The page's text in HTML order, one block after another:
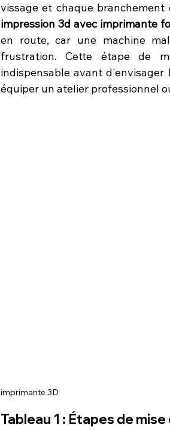
vissage et chaque
impression 3d avec imprimante
en route, car une machine
frustration. Cette étape de
indispensable avant d'envisager
équiper un atelier professionnel
imprimante 3D
Tableau 1 : Étapes de